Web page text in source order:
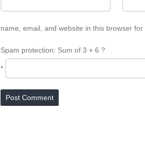
name, email, and website in this browser
Spam protection: Sum of 3 + 6 ?
*